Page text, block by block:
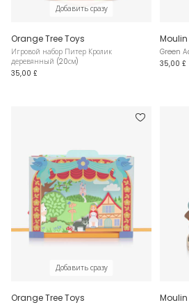
Добавить сразу
Orange Tree Toys
Игровой набор Питер Кролик
деревянный (20см)
35,00 £
Green
35,00 £
Добавить сразу
Orange Tree Toys